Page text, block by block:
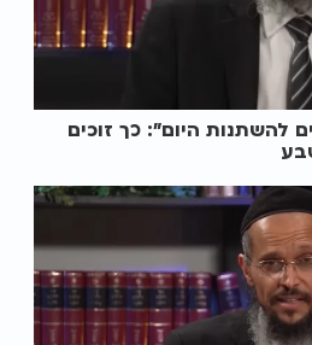
להשתנות היום": כך זוכים